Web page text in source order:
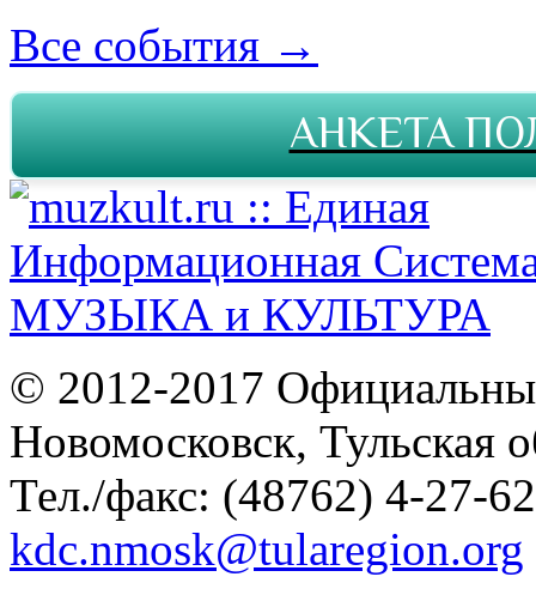
Все события →
АНКЕТА
© 2012-2017
Новомосковск, Тульская
Тел./факс: (48762) 4-27-
kdc.nmosk@tularegion.org